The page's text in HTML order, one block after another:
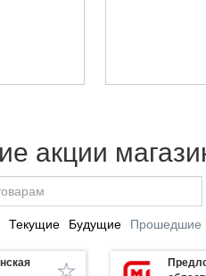
акции
Текущие Будущие Прошедшие